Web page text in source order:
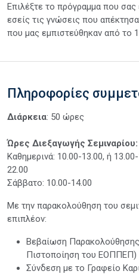
Επιλέξτε το πρόγραμμα που σας
εσείς τις γνώσεις που
που μας εμπιστεύθηκαν από το
Πληροφορίες
Διάρκεια: 50 ώρες
Ώρες Διεξαγωγής Σεμιναρίου:
Καθημερινά: 10.00-13.00, ή
22.00
Σάββατο: 10.00-14.00
Με την παρακολούθηση του
επιπλέον:
Βεβαίωση
Πιστοποίηση του ΕΟΠΠΕΠ)
Σύνδεση με το Γραφείο